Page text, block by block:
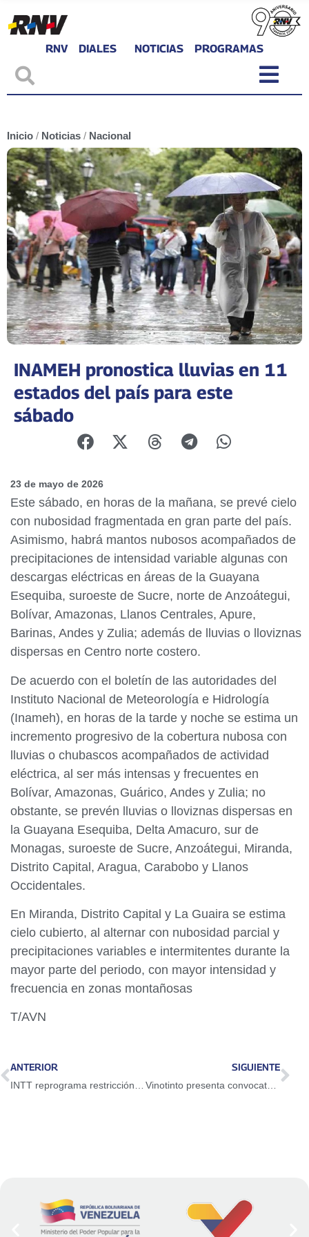
RNV DIALES NOTICIAS PROGRAMAS
Inicio / Noticias / Nacional
INAMEH pronostica lluvias en 11
estados del país para este
sábado
23 de mayo de 2026
Este sábado, en horas de la mañana, se prevé cielo
con nubosidad fragmentada en gran parte del país.
Asimismo, habrá mantos nubosos acompañados de
precipitaciones de intensidad variable algunas con
descargas eléctricas en áreas de la Guayana
Esequiba, suroeste de Sucre, norte de Anzoátegui,
Bolívar, Amazonas, Llanos Centrales, Apure,
Barinas, Andes y Zulia; además de lluvias o lloviznas
dispersas en Centro norte costero.
De acuerdo con el boletín de las autoridades del
Instituto Nacional de Meteorología e Hidrología
(Inameh), en horas de la tarde y noche se estima un
incremento progresivo de la cobertura nubosa con
lluvias o chubascos acompañados de actividad
eléctrica, al ser más intensas y frecuentes en
Bolívar, Amazonas, Guárico, Andes y Zulia; no
obstante, se prevén lluvias o lloviznas dispersas en
la Guayana Esequiba, Delta Amacuro, sur de
Monagas, suroeste de Sucre, Anzoátegui, Miranda,
Distrito Capital, Aragua, Carabobo y Llanos
Occidentales.
En Miranda, Distrito Capital y La Guaira se estima
cielo cubierto, al alternar con nubosidad parcial y
precipitaciones variables e intermitentes durante la
mayor parte del periodo, con mayor intensidad y
frecuencia en zonas montañosas
T/AVN
ANTERIOR SIGUIENTE
Vinotinto presenta convocatoria para juegos amistosos de junio